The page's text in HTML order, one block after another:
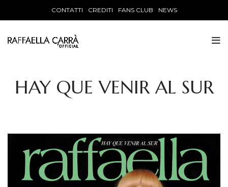
CONTATTI CREDITI FANS CLUB NEWS
HAY QUE VENIR AL SUR